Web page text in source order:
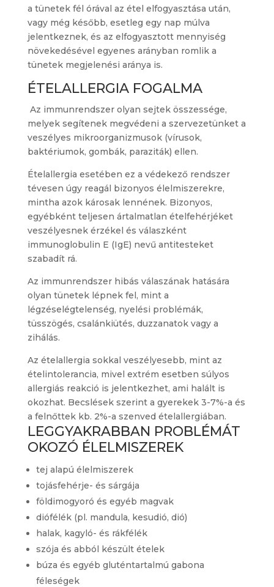
a tünetek fél órával az étel elfogyasztása után,
vagy még később, esetleg egy nap múlva
jelentkeznek, és az elfogyasztott mennyiség
növekedésével egyenes arányban romlik a
tünetek megjelenési aránya is.
ÉTELALLERGIA FOGALMA
Az immunrendszer olyan sejtek összessége,
melyek segítenek megvédeni a szervezetünket a
veszélyes mikroorganizmusok (vírusok,
baktériumok, gombák, paraziták) ellen.
Ételallergia esetében ez a védekező rendszer
tévesen úgy reagál bizonyos élelmiszerekre,
mintha azok károsak lennének. Bizonyos,
egyébként teljesen ártalmatlan ételfehérjéket
veszélyesnek érzékel és válaszként
immunoglobulin E (IgE) nevű antitesteket
szabadít rá.
Az immunrendszer hibás válaszának hatására
olyan tünetek lépnek fel, mint a
légzéselégtelenség, nyelési problémák,
tüsszögés, csalánkiütés, duzzanatok vagy a
zihálás.
Az ételallergia sokkal veszélyesebb, mint az
ételintolerancia, mivel extrém esetben súlyos
allergiás reakció is jelentkezhet, ami halált is
okozhat. Becslések szerint a gyerekek 3-7%-a és
a felnőttek kb. 2%-a szenved ételallergiában.
LEGGYAKRABBAN PROBLÉMÁT
OKOZÓ ÉLELMISZEREK
tej alapú élelmiszerek
tojásfehérje- és sárgája
földimogyoró és egyéb magvak
diófélék (pl. mandula, kesudió, dió)
halak, kagyló- és rákfélék
szója és abból készült ételek
búza és egyéb gluténtartalmú gabona
féleségek